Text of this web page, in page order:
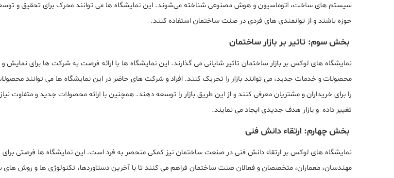
سیستم های ساخت، اﺗﻮﻣﺎﺳیون و ﻫﻮش ﻣﺼﻨﻮعی ﺷﻨﺎﺧﺘﻪ میﺷﻮﻧﺪ. این نمایشگاه ها می توانند ﻣﺤﺮک ﺑﺮای تحقیق و
ﺣﻮزه ﺑﺎﺷﻨﺪ و از ﺗﻮاﻧﻤﻨﺪی ﻫﺎی فردی در ﺻﻨﺖ ﺳﺎﺧﺘﻤﺎن اﺳﺘﻔﺎده ﮐﻨﻨﺪ.
ﺑﺨﺶ ﺳﻮم: تاثیر ﺑﺮ ﺑﺎزار ﺳﺎﺧﺘﻤﺎن
نمایشگاه های ﻟﻮﮐﺲ ﺑﺮ بازار ساختمان تاثیر شایانی می گذارند. این نمایشگاه ها ﺑﺎ اراﺋﻪ ﻓﺮﺻﺖ ﺑﻪ ﺷﺮﮐﺖ ها برای نمایش و
محصولات و خدمات جدید، می توانند بازار را تحریک کنند. افراد و شرکت های حاضر در این نمایشگاه ها می توانند
را برای خریداران و مشتریان معرفی کنند و از این طریق بازار را توسعه دهند. همچنین با ارائه محصولات جدید و متفاوت نیاز
تغییر داده و بازار هدف جدیدی ایجاد می نمایند.
بخش ﭼﻬﺎرم: ارتقاء دانش فنی
نمایشگاه های لوکس بر ارتقاء دانش فنی در صنعت ساختمان نیز کمکی منحصر به فرد است. این نمایشگاه ها فرصتی برای
ﻣﻬﻨﺪﺳﺎن، ﻣﻌﻤﺎران، ﻣﺘﺨﺼﺼﺎن و ﻓﻌﺎﻻن ﺻﻨﺖ ﺳﺎﺧﺘﻤﺎن ﻓﺮاﻫﻢ می کنند ﺗﺎ ﺑﺎ آﺧﺮین دﺳﺘﺎوردﻫﺎ، ﺗﮑﻨﻮﻟﻮژی ﻫﺎ و روش